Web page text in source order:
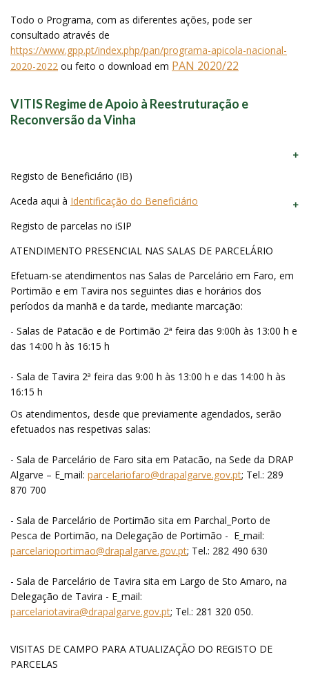
Todo o Programa, com as diferentes ações, pode ser
consultado através de
https://www.gpp.pt/index.php/pan/programa-apicola-nacional-
2020-2022 ou feito o download em PAN 2020/22
VITIS Regime de Apoio à Reestruturação e
Reconversão da Vinha
Registo de Beneficiário (IB)
Aceda aqui à Identificação do Beneficiário
Registo de parcelas no iSIP
ATENDIMENTO PRESENCIAL NAS SALAS DE PARCELÁRIO
Efetuam-se atendimentos nas Salas de Parcelário em Faro, em
Portimão e em Tavira nos seguintes dias e horários dos
períodos da manhã e da tarde, mediante marcação:
- Salas de Patacão e de Portimão 2ª feira das 9:00h às 13:00 h e
das 14:00 h às 16:15 h
- Sala de Tavira 2ª feira das 9:00 h às 13:00 h e das 14:00 h às
16:15 h
Os atendimentos, desde que previamente agendados, serão
efetuados nas respetivas salas:
- Sala de Parcelário de Faro sita em Patacão, na Sede da DRAP
Algarve – E_mail: parcelariofaro@drapalgarve.gov.pt; Tel.: 289
870 700
- Sala de Parcelário de Portimão sita em Parchal_Porto de
Pesca de Portimão, na Delegação de Portimão - E_mail:
parcelarioportimao@drapalgarve.gov.pt; Tel.: 282 490 630
- Sala de Parcelário de Tavira sita em Largo de Sto Amaro, na
Delegação de Tavira - E_mail:
parcelariotavira@drapalgarve.gov.pt; Tel.: 281 320 050.
VISITAS DE CAMPO PARA ATUALIZAÇÃO DO REGISTO DE
PARCELAS